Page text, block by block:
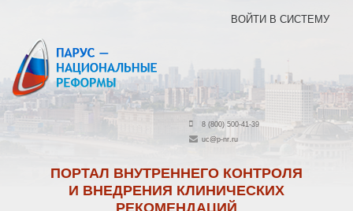
основному
содержанию
ВОЙТИ В СИСТЕМУ
8 (800) 500-41-39
uc@p-nr.ru
ПОРТАЛ ВНУТРЕННЕГО КОНТРОЛЯ
И ВНЕДРЕНИЯ КЛИНИЧЕСКИХ
РЕКОМЕНДАЦИЙ